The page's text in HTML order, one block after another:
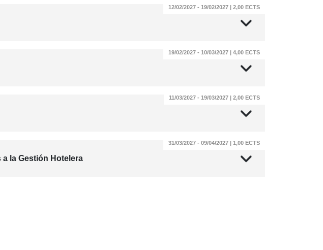
12/02/2027 - 19/02/2027 | 2,00 ECTS
19/02/2027 - 10/03/2027 | 4,00 ECTS
11/03/2027 - 19/03/2027 | 2,00 ECTS
la Gestión Hotelera
31/03/2027 - 09/04/2027 | 1,00 ECTS